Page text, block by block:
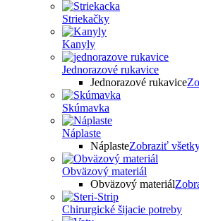
Striekačky
Kanyly
Jednorazové rukavice
Jednorazové rukavice
Skúmavka
Náplaste
NáplasteZobraziť
Obväzový materiál
Obväzový materiál
Chirurgické šijacie potreby